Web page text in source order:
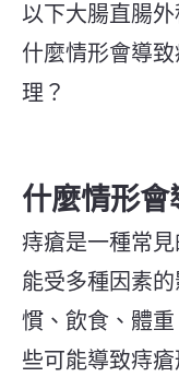
以下大腸直腸
什麼情形會導
理？
什麼情形會
痔瘡是一種常
能受多種因素
慣、飲食、體
些可能導致痔